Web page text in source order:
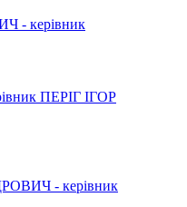
- керівник
ПЕРІГ ІГОР
- керівник